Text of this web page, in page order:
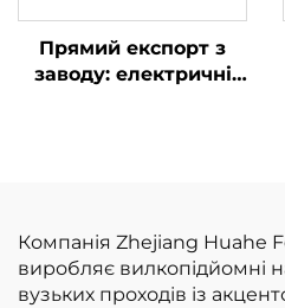
Прямий експорт з
заводу: електричні
універсальні
вилкопідйомники
Компанія Zhejiang Huahe
виробляє вилкопідйомні
вузьких проходів із